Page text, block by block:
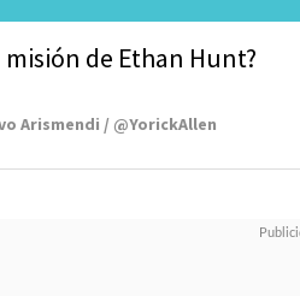
de Ethan Hunt?
Arismendi / @YorickAllen